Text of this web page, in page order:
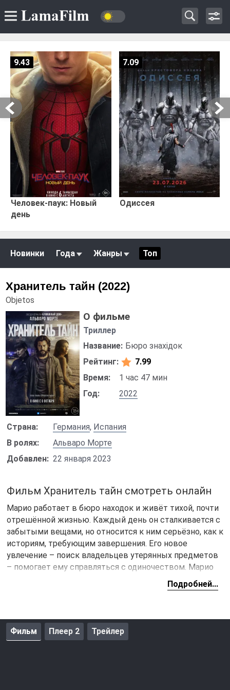
Человек-паук: Новый
день
9.43
Одиссея
7.09
Новинки Года Жанры Топ
Хранитель тайн (2022)
Objetos
О фильме
Триллер
Название: Бюро знахідок
Рейтинг:
7.99
Время:
1 час 47 мин
Год:
2022
Страна: Германия, Испания
В ролях:
Альваро Морте
Добавлен: 22 января 2023
Фильм Хранитель тайн смотреть онлайн
Марио работает в бюро находок и живёт тихой, почти
отрешённой жизнью. Каждый день он сталкивается с
забытыми вещами, но относится к ним серьёзно, как к
историям, требующим завершения. Его новое
увлечение – поиск владельцев утерянных предметов
– помогает ему справляться с одиночеством. Марио
почти не общается с людьми, кроме молодой
полицейской Хелены, которая иногда заходит на склад
Однажды на склад попадает чемодан, выловленный со
дна реки. Внутри – детская одежда и человеческие
Подробней...
Фильм Плеер 2 Трейлер